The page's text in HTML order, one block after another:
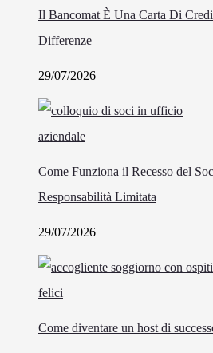
Il Bancomat È Una Carta Di
Differenze
29/07/2026
Come Funziona il Recesso del
Responsabilità Limitata
29/07/2026
Come diventare un host di